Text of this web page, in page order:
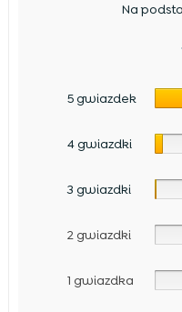
Na
5 gwiazdek
4 gwiazdki
3 gwiazdki
2 gwiazdki
1 gwiazdka